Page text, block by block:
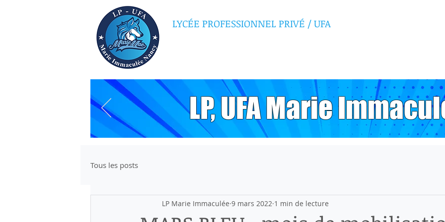
LYCÉE PROFESSIONNEL PRIVÉ / UFA
LP, UFA Marie
Tous les posts
LP Marie Immaculée 9 mars 2022 1 min de lecture